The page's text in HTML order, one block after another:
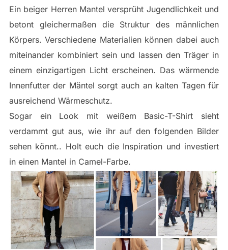
Ein beiger Herren Mantel versprüht Jugendlichkeit und
betont gleichermaßen die Struktur des männlichen
Körpers. Verschiedene Materialien können dabei auch
miteinander kombiniert sein und lassen den Träger in
einem einzigartigen Licht erscheinen. Das wärmende
Innenfutter der Mäntel sorgt auch an kalten Tagen für
ausreichend Wärmeschutz.
Sogar ein Look mit weißem Basic-T-Shirt sieht
verdammt gut aus, wie ihr auf den folgenden Bilder
sehen könnt.. Holt euch die Inspiration und investiert
in einen Mantel in Camel-Farbe.